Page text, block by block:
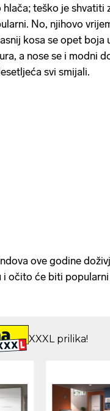
hlača; teško je shvatiti
No, njihovo
kosa se opet boja
a nose se i modni
svi smijali.
ove godine
i očito će biti